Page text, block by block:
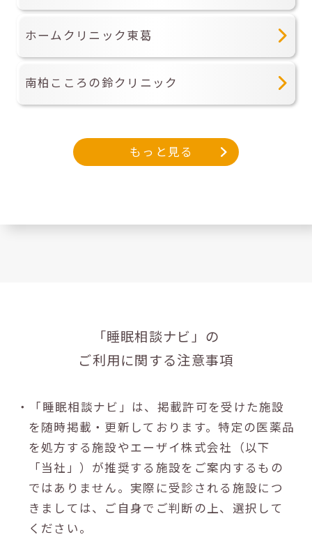
ホームクリニック東葛
南柏こころの鈴クリニック
もっと見る
「睡眠相談ナビ」の
ご利用に関する注意事項
・「睡眠相談ナビ」は、掲載許可を受けた施設
を随時掲載・更新しております。特定の医薬品
を処方する施設やエーザイ株式会社（以下
「当社」）が推奨する施設をご案内するもの
ではありません。実際に受診される施設につ
きましては、ご自身でご判断の上、選択して
ください。